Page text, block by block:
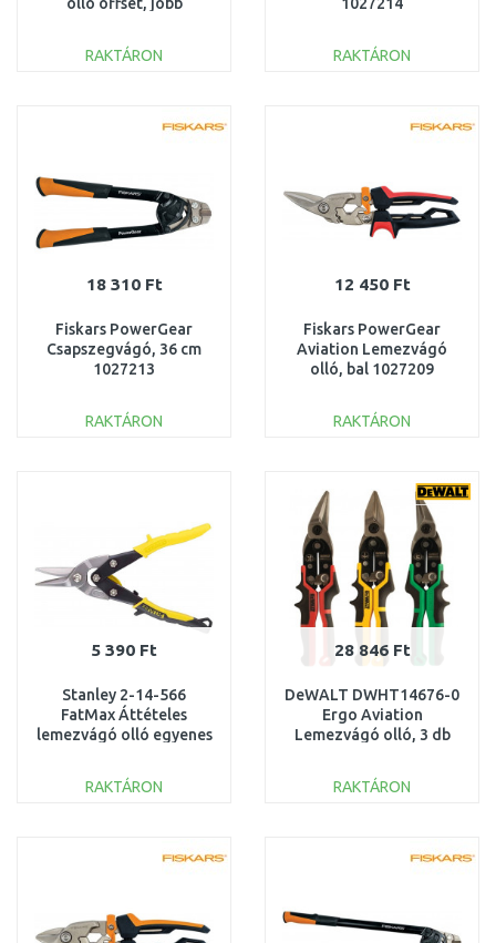
RAKTÁRON
Összehasonlítás
RAKTÁRON
Összehasonlítás
18 310 Ft
Fiskars PowerGear
Csapszegvágó, 36 cm
1027213
RAKTÁRON
12 450 Ft
Fiskars PowerGear
Aviation Lemezvágó
olló, bal 1027209
RAKTÁRON
Összehasonlítás
5 390 Ft
Stanley 2-14-566
FatMax Áttételes
lemezvágó olló egyenes
300mm
RAKTÁRON
Összehasonlítás
28 846 Ft
DeWALT DWHT14676-0
Ergo Aviation
Lemezvágó olló, 3 db
RAKTÁRON
Összehasonlítás